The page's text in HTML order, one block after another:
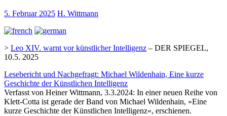
5. Februar 2025 H. Wittmann
> Leo XIV. warnt vor künstlicher Intelligenz – DER SPIEGEL,
10.5. 2025
Lesebericht und Nachgefragt: Michael Wildenhain, Eine kurze
Geschichte der Künstlichen Intelligenz
Verfasst von Heiner Wittmann, 3.3.2024: In einer neuen Reihe von
Klett-Cotta ist gerade der Band von Michael Wildenhain, »Eine
kurze Geschichte der Künstlichen Intelligenz«, erschienen.